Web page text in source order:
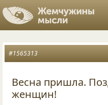
#1565313
Весна пришла.
женщин!